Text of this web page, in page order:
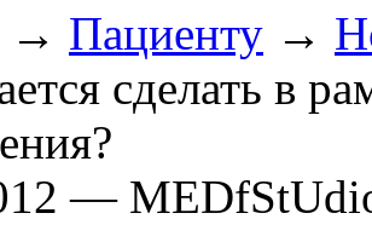
→ Пациенту →
сделать в
—